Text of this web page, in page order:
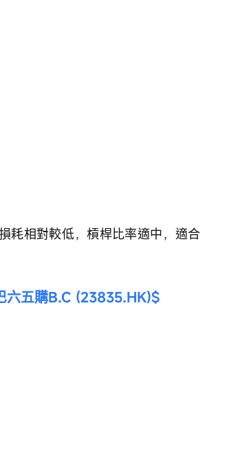
耗相對較低，槓桿比率適中，適合
六五購B.C (23835.HK)$